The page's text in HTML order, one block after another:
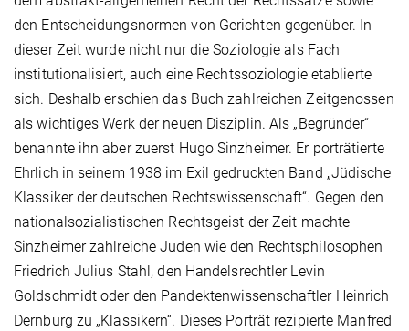
den Entscheidungsnormen von Gerichten gegenüber. In
dieser Zeit wurde nicht nur die Soziologie als Fach
institutionalisiert, auch eine Rechtssoziologie etablierte
sich. Deshalb erschien das Buch zahlreichen Zeitgenossen
als wichtiges Werk der neuen Disziplin. Als „Begründer“
benannte ihn aber zuerst Hugo Sinzheimer. Er porträtierte
Ehrlich in seinem 1938 im Exil gedruckten Band „Jüdische
Klassiker der deutschen Rechtswissenschaft“. Gegen den
nationalsozialistischen Rechtsgeist der Zeit machte
Sinzheimer zahlreiche Juden wie den Rechtsphilosophen
Friedrich Julius Stahl, den Handelsrechtler Levin
Goldschmidt oder den Pandektenwissenschaftler Heinrich
Dernburg zu „Klassikern“. Dieses Porträt rezipierte Manfred